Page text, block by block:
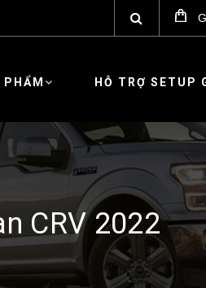
PHẨM HỖ TRỢ SETUP
CRV 2022